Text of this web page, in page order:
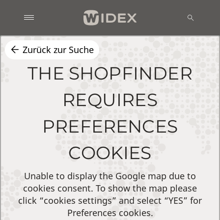
Zurück zur Suche
THE SHOPFINDER
REQUIRES
PREFERENCES
COOKIES
Unable to display the Google map due to
cookies consent. To show the map please
click “cookies settings” and select “YES” for
Preferences cookies.